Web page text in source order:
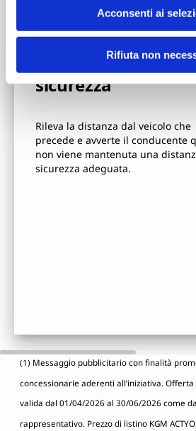
Acconsenti ai
Rifiuta non
Allarme distanza di
sicurezza
Rileva la distanza dal veicolo che
precede e avverte il conducente
non viene mantenuta una
sicurezza adeguata.
(1) Messaggio pubblicitario con finalità
concessionarie aderenti all’iniziativa.
valida dal 01/04/2026 al 30/06/2026 come
rappresentativo. Prezzo di listino KGM